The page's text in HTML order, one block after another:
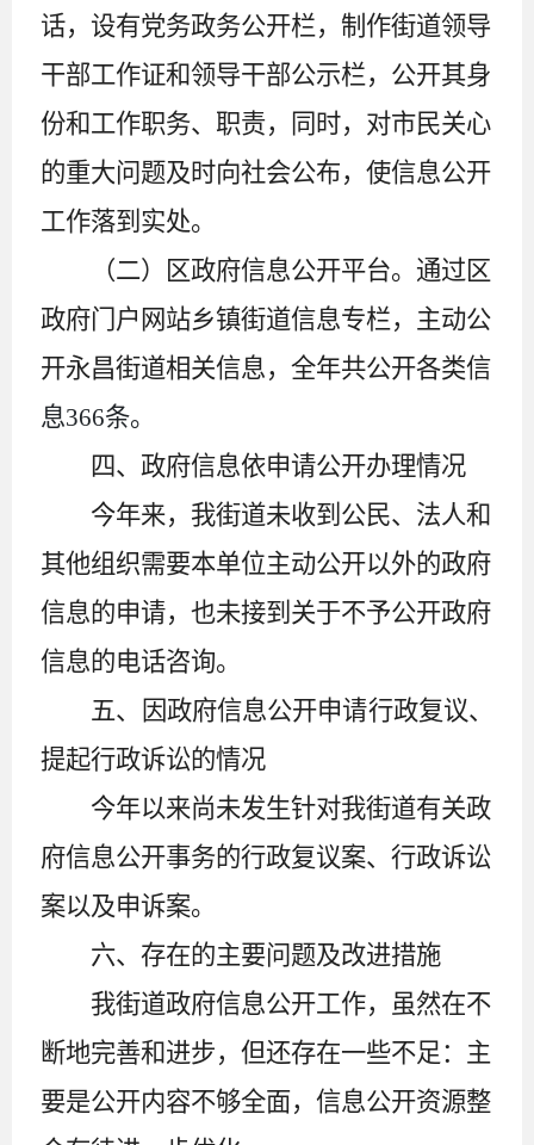
话，设有党务政务公开栏，制作街道领导
干部工作证和领导干部公示栏，公开其身
份和工作职务、职责，同时，对市民关心
的重大问题及时向社会公布，使信息公开
工作落到实处。
（二）区政府信息公开平台。 通过区
政府门户网站乡镇街道信息专栏，主动公
开永昌街道相关信息，全年共公开各类信
息366条。
四、政府信息依申请公开办理情况
今年来，我街道未收到公民、法人和
其他组织需要本单位主动公开以外的政府
信息的申请，也未接到关于不予公开政府
信息的电话咨询。
五、因政府信息公开申请行政复议、
提起行政诉讼的情况
今年以来尚未发生针对我街道有关政
府信息公开事务的行政复议案、行政诉讼
案以及申诉案。
六、存在的主要问题及改进措施
我街道政府信息公开工作，虽然在不
断地完善和进步，但还存在一些不足：主
要是公开内容不够全面，信息公开资源整